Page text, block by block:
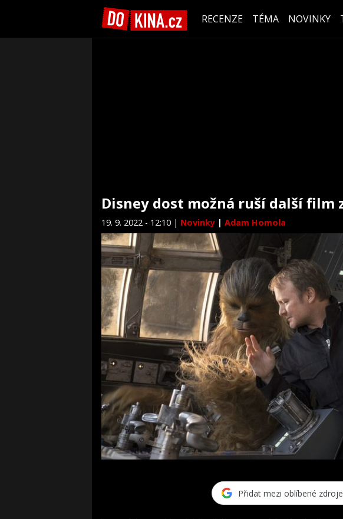
RECENZE TÉMA NOVINKY
Disney dost možná ruší další film
19. 9. 2022 - 12:10 | Novinky | Adam Homola
Přidat mezi oblíbené